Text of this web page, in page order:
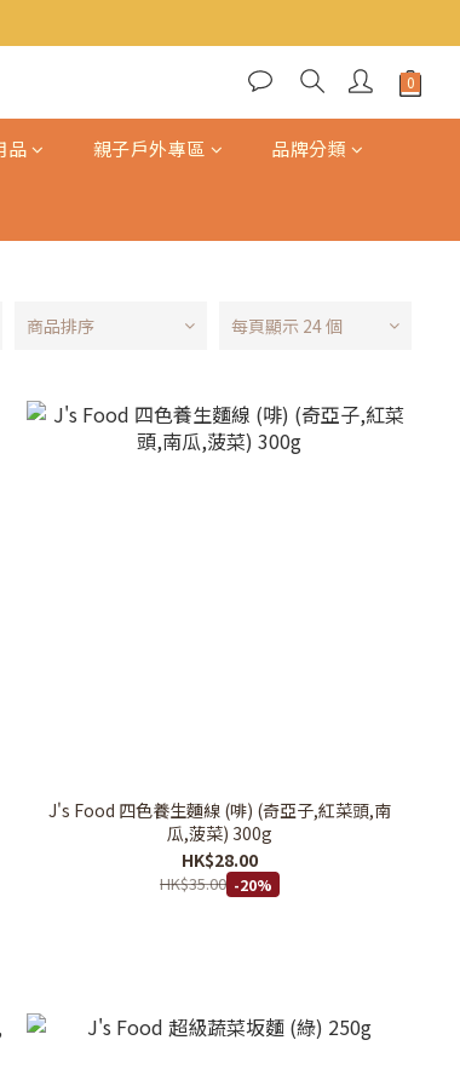
品 親子戶外專區 品牌分類
商品排序 每頁顯示 24 個
J's Food 四色養生麵線 (啡) (奇亞子,紅菜頭,南
瓜,菠菜) 300g
HK$28.00
HK$35.00 -20%